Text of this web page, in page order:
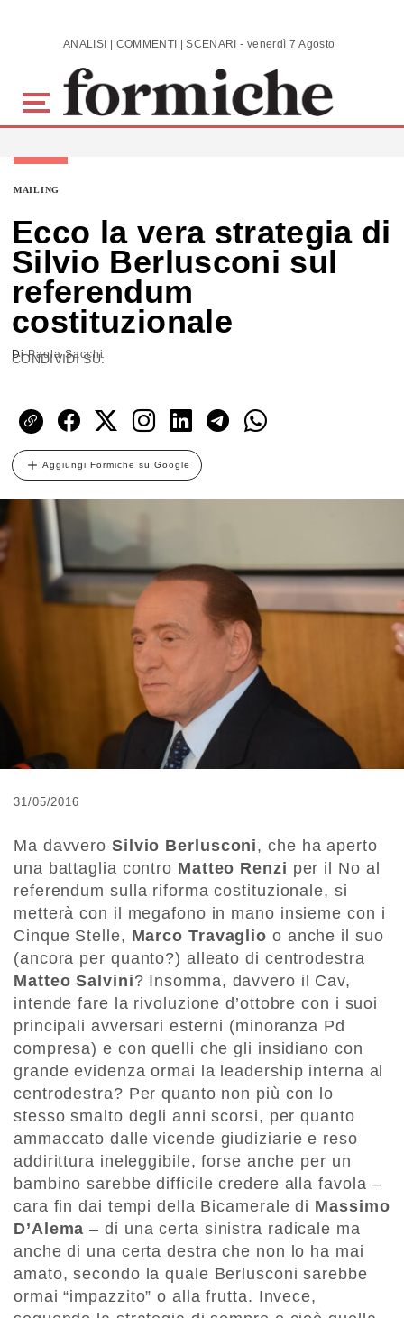
Skip to main content ANALISI | COMMENTI | SCENARI - venerdì 7 Agosto 2026
MAILING
Ecco la vera strategia di
Silvio Berlusconi sul
referendum
costituzionale
DiPaola Sacchi
CONDIVIDI SU:
Aggiungi Formiche su Google
31/05/2016
Ma davvero Silvio Berlusconi, che ha aperto
una battaglia contro Matteo Renzi per il No al
referendum sulla riforma costituzionale, si
metterà con il megafono in mano insieme con i
Cinque Stelle, Marco Travaglio o anche il suo
(ancora per quanto?) alleato di centrodestra
Matteo Salvini? Insomma, davvero il Cav,
intende fare la rivoluzione d’ottobre con i suoi
principali avversari esterni (minoranza Pd
compresa) e con quelli che gli insidiano con
grande evidenza ormai la leadership interna al
centrodestra? Per quanto non più con lo
stesso smalto degli anni scorsi, per quanto
ammaccato dalle vicende giudiziarie e reso
addirittura ineleggibile, forse anche per un
bambino sarebbe difficile credere alla favola –
cara fin dai tempi della Bicamerale di Massimo
D’Alema – di una certa sinistra radicale ma
anche di una certa destra che non lo ha mai
amato, secondo la quale Berlusconi sarebbe
ormai “impazzito” o alla frutta. Invece,